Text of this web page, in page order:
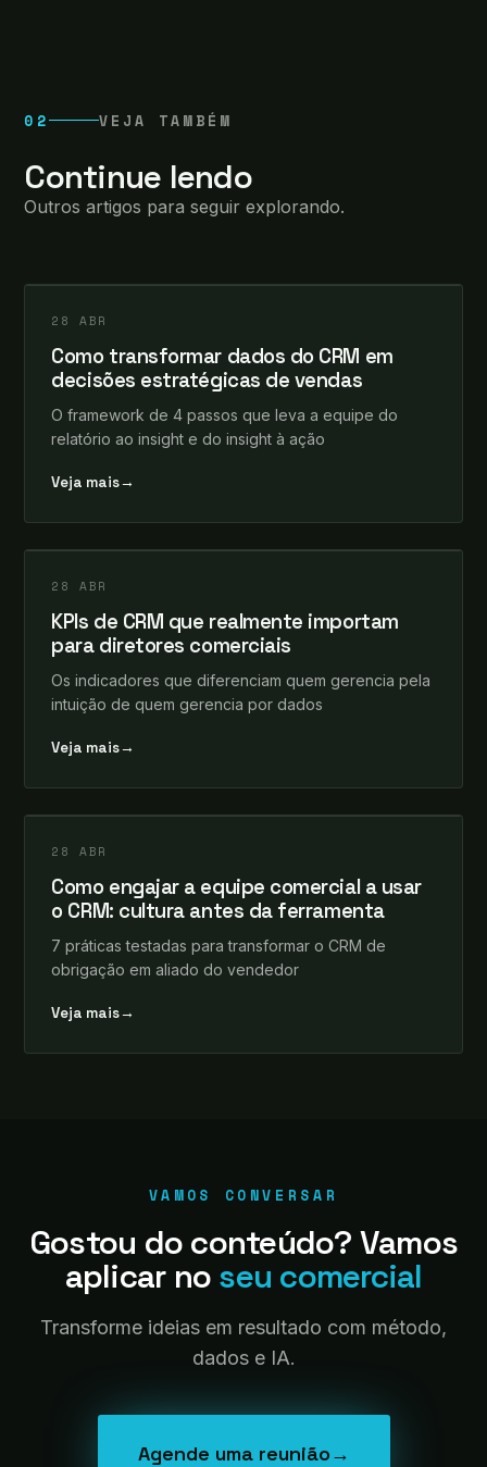
02 VEJA TAMBÉM
Continue lendo
Outros artigos para seguir explorando.
CRM
28 ABR
Como transformar dados do CRM em
decisões estratégicas de vendas
O framework de 4 passos que leva a equipe do
relatório ao insight e do insight à ação
Veja mais→
CRM
leosomma+
28 ABR
KPIs de CRM que realmente importam
para diretores comerciais
Os indicadores que diferenciam quem gerencia pela
intuição de quem gerencia por dados
Veja mais→
CRM
leosomma+
28 ABR
Como engajar a equipe comercial a usar
o CRM: cultura antes da ferramenta
7 práticas testadas para transformar o CRM de
obrigação em aliado do vendedor
Veja mais→
VAMOS CONVERSAR
Gostou do conteúdo? Vamos
aplicar no seu comercial
Transforme ideias em resultado com método,
dados e IA.
Agende uma reunião→